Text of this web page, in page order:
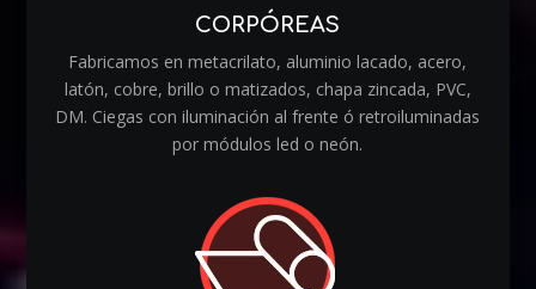
CORPÓREAS
Fabricamos en metacrilato, aluminio lacado, acero,
latón, cobre, brillo o matizados, chapa zincada, PVC,
DM. Ciegas con iluminación al frente ó retroiluminadas
por módulos led o neón.